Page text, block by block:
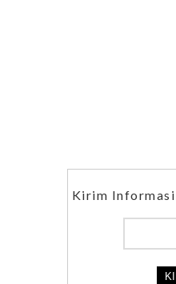
Kirim